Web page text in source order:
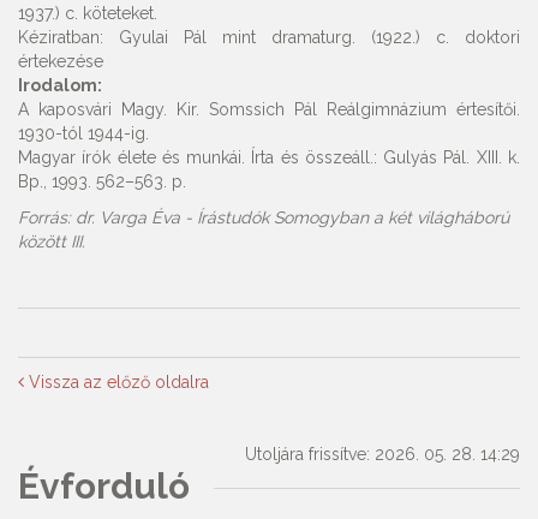
1937.) c. köteteket.
Kéziratban: Gyulai Pál mint dramaturg. (1922.) c. doktori
értekezése
Irodalom:
A kaposvári Magy. Kir. Somssich Pál Reálgimnázium értesítői.
1930-tól 1944-ig.
Magyar írók élete és munkái. Írta és összeáll.: Gulyás Pál. XIII. k.
Bp., 1993. 562–563. p.
Forrás: dr. Varga Éva - Írástudók Somogyban a két világháború
között III.
Vissza az előző oldalra
Utoljára frissítve: 2026. 05. 28. 14:29
Évforduló